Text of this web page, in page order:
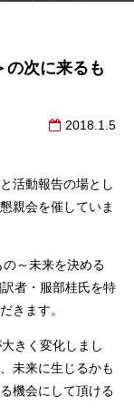
の次に来るも
2018.1.5
活動報告の場とし
親会を催していま
～未来を決める
者・服部桂氏を特
きます。
きく変化しまし
未来に生じるかも
機会にして頂ける